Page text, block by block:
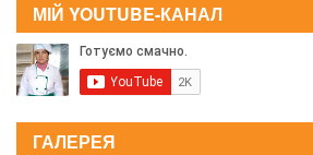
МІЙ YOUTUBE-КАНАЛ
ГАЛЕРЕЯ